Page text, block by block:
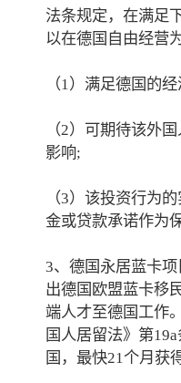
法条规定，在满足
以在德国自由经营
（1）满足德国的
（2）可期待该外
影响;
（3）该投资行为
金或贷款承诺作为
3、德国永居蓝卡
出德国欧盟蓝卡移
端人才至德国工作
国人居留法》第
国，最快21个月获